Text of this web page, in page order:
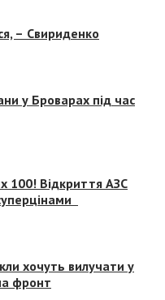
– Свириденко
у Броварах під час
100! Відкриття АЗС
хочуть вилучати у
фронт